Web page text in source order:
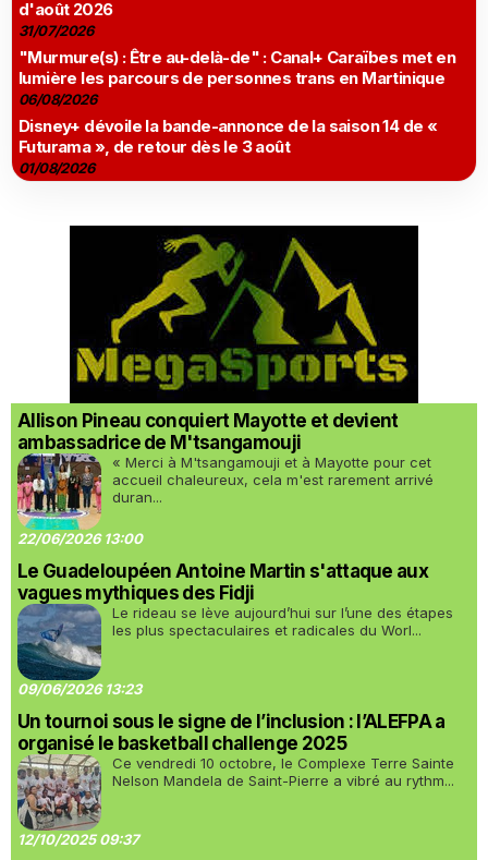
d'août 2026
31/07/2026
"Murmure(s) : Être au-delà-de" : Canal+ Caraïbes met en
lumière les parcours de personnes trans en Martinique
06/08/2026
Disney+ dévoile la bande-annonce de la saison 14 de «
Futurama », de retour dès le 3 août
01/08/2026
Allison Pineau conquiert Mayotte et devient
ambassadrice de M'tsangamouji
« Merci à M'tsangamouji et à Mayotte pour cet
accueil chaleureux, cela m'est rarement arrivé
duran...
22/06/2026 13:00
Le Guadeloupéen Antoine Martin s'attaque aux
vagues mythiques des Fidji
Le rideau se lève aujourd’hui sur l’une des étapes
les plus spectaculaires et radicales du Worl...
09/06/2026 13:23
Un tournoi sous le signe de l’inclusion : l’ALEFPA a
organisé le basketball challenge 2025
Ce vendredi 10 octobre, le Complexe Terre Sainte
Nelson Mandela de Saint-Pierre a vibré au rythm...
12/10/2025 09:37